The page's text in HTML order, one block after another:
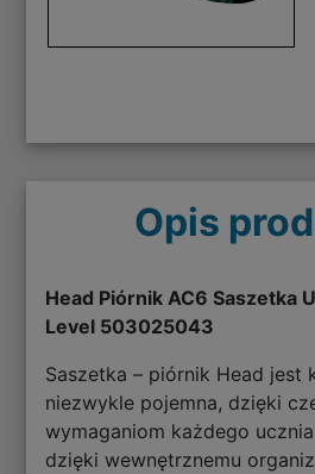
Opis
Head Piórnik AC6 Saszetka
Level 503025043
Saszetka – piórnik Head jest
niezwykle pojemna, dzięki
wymaganiom każdego
dzięki wewnętrznemu